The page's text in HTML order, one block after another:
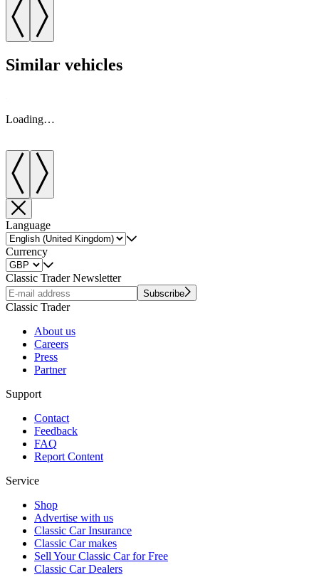
Similar vehicles
Loading…
Language
Currency
Classic Trader Newsletter
Subscribe
Classic Trader
About us
Careers
Press
Partner
Support
Contact
Feedback
FAQ
Report Content
Service
Shop
Advertise with us
Classic Car Insurance
Classic Car makes
Sell Your Classic Car for Free
Classic Car Dealers